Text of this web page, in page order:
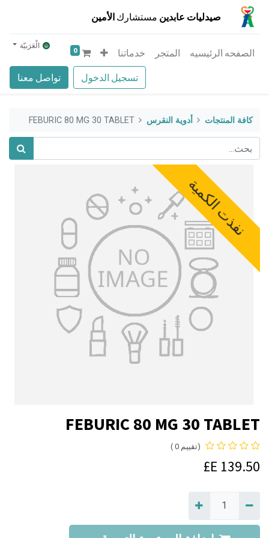
صيدليات عابدين مستشارك الأمين
تسجيل الدخول تواصل معنا
الصفحه الرئيسيه المتجر خدماتنا 0 الْعَرَبيّة
كافة المنتجات أدوية النقرس FEBURIC 80 MG 30 TABLET
نفذت الكمية
FEBURIC 80 MG 30 TABLET
(تقييم 0 )
139.50